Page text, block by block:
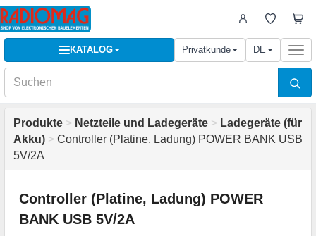
KATALOG Privatkunde DE
Produkte > Netzteile und Ladegeräte > Ladegeräte (für
Akku) > Controller (Platine, Ladung) POWER BANK USB
5V/2A
Controller (Platine, Ladung) POWER
BANK USB 5V/2A